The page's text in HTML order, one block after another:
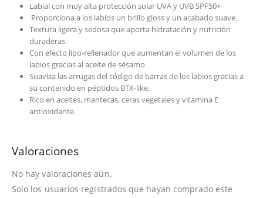
Labial con muy alta protección solar UVA y UVB SPF50+
Proporciona a los labios un brillo gloss y un acabado suave.
Textura ligera y sedosa que aporta hidratación y nutrición
duraderas.
Con efecto lipo-rellenador que aumentan el volumen de los
labios gracias al aceite de sésamo
Suaviza las arrugas del código de barras de los labios gracias a
su contenido en péptidos BTX-like.
Rico en aceites, mantecas, ceras vegetales y vitamina E
antioxidante.
Valoraciones
No hay valoraciones aún.
Solo los usuarios registrados que hayan comprado este